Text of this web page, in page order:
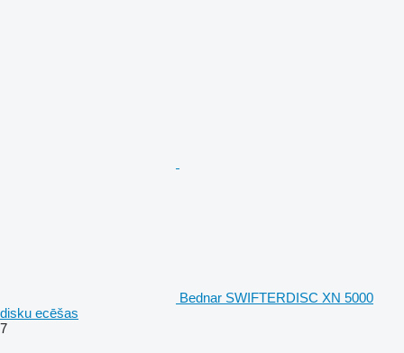
Bednar SWIFTERDISC XN 5000
disku ecēšas
7